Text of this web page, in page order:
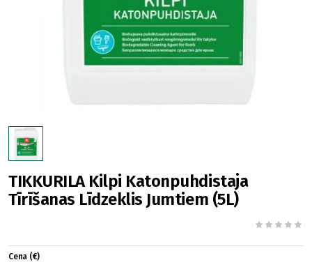
TIKKURILA Kilpi Katonpuhdistaja
Tīrīšanas Līdzeklis Jumtiem (5L)
Cena (€)